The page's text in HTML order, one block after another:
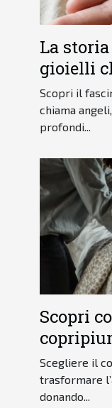
La
gioielli
Scopri il
chiama
profondi...
Scopri
ogni
Scegliere il
trasformare
donando...